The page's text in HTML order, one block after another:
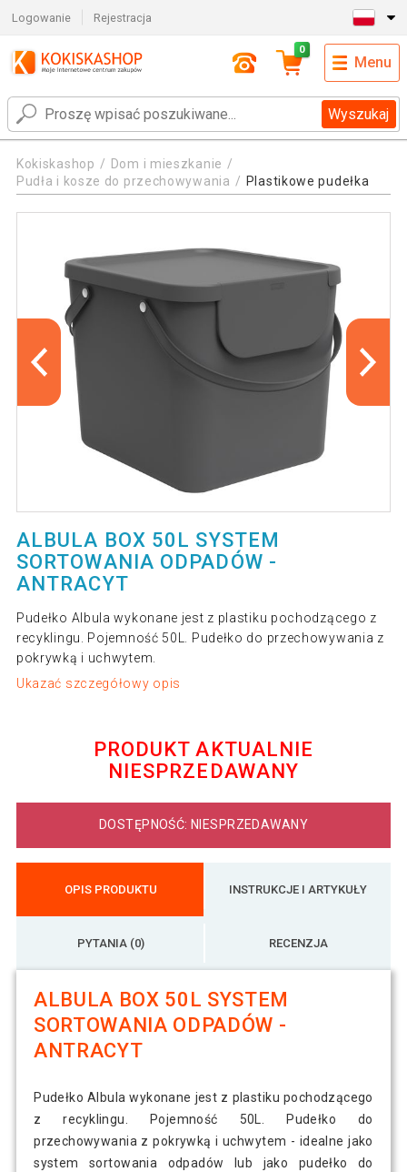
Logowanie Rejestracja
Wyszukaj
0
Menu
Kokiskashop
Dom i mieszkanie
Pudła i kosze do przechowywania
Plastikowe pudełka
ALBULA BOX 50L SYSTEM
SORTOWANIA ODPADÓW -
ANTRACYT
Pudełko Albula wykonane jest z plastiku pochodzącego z
recyklingu. Pojemność 50L. Pudełko do przechowywania z
pokrywką i uchwytem.
Ukazać szczegółowy opis
PRODUKT AKTUALNIE
NIESPRZEDAWANY
DOSTĘPNOŚĆ: NIESPRZEDAWANY
OPIS PRODUKTU INSTRUKCJE I ARTYKUŁY
PYTANIA (0) RECENZJA
ALBULA BOX 50L SYSTEM
SORTOWANIA ODPADÓW -
ANTRACYT
Pudełko Albula wykonane jest z plastiku pochodzącego
z recyklingu. Pojemność 50L. Pudełko do
przechowywania z pokrywką i uchwytem - idealne jako
system sortowania odpadów lub jako pudełko do